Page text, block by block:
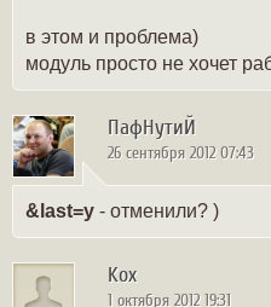
в этом и проблема)
модуль просто не хочет
ПафНутиЙ
26 сентября 2012 07:43
&last=y - отменили? )
Kox
1 октября 2012 19:31